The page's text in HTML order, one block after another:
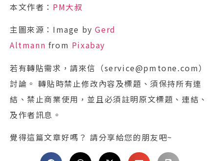
本文作者： PM大叔
主圖來源：Image byGerd
Altmann from Pixabay
若有轉貼需求，請來信（service@pmtone.com）
討論。 轉貼時禁止修改內容及標題、須保持所有連
結、禁止商業使用，並且必須註明原文標題、連結、
及作者訊息。
覺得這篇文章好嗎？ 請分享給您的朋友吧~